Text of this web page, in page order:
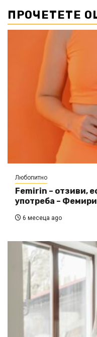
ПРОЧЕТЕТЕ
Любопитно
Femirin – отзиви,
употреба –
6 месеца ago